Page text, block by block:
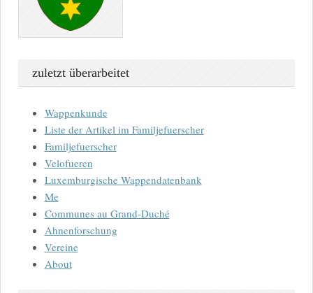
zuletzt überarbeitet
Wappenkunde
Liste der Artikel im Familjefuerscher
Familjefuerscher
Velofueren
Luxemburgische Wappendatenbank
Me
Communes au Grand-Duché
Ahnenforschung
Vereine
About